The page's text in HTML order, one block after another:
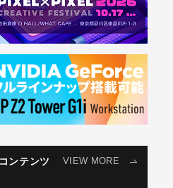
ンテンツ VIEW MORE